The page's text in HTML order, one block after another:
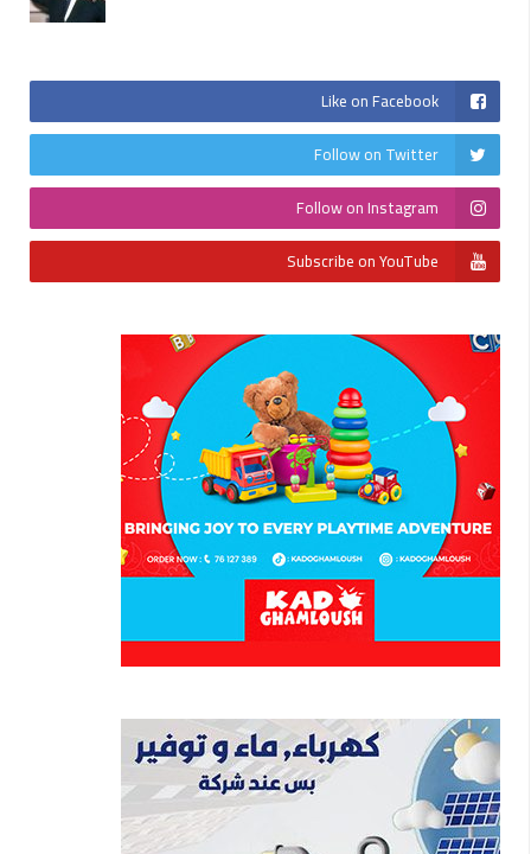
Like on Facebook
Follow on Twitter
Follow on Instagram
Subscribe on YouTube